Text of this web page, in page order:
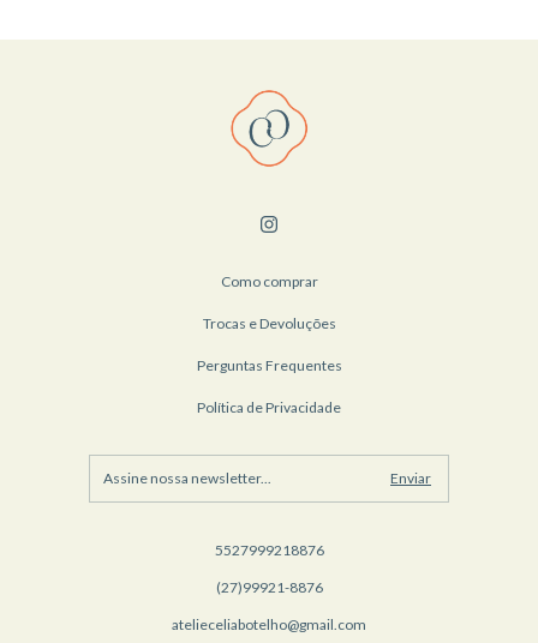
Como comprar
Trocas e Devoluções
Perguntas Frequentes
Política de Privacidade
5527999218876
(27)99921-8876
atelieceliabotelho@gmail.com